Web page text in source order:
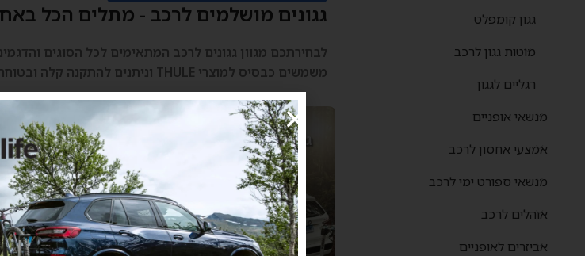
גגון קומפלט
מוטות גגון לרכב
רגליים לגגון
מנשאי אופניים
אמצעי אחסון לרכב
מנשאי ספורט ימי לרכב
אוהלים לרכב
אביזרים לאופניים
גגונים מושלמים לרכב - מתלים הכל
לבחירתכם מגוון גגונים לרכב המתאימים לכל הסוגים
משמשים כבסיס למוצרי THULE וניתנים להתקנה קלה ובטוחה.
גגון קומפלט מוטות גגון